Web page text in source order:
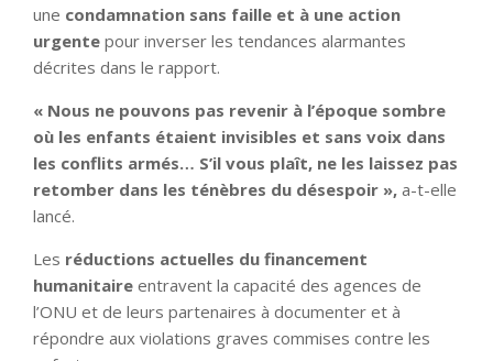
une condamnation sans faille et à une action
urgente pour inverser les tendances alarmantes
décrites dans le rapport.
« Nous ne pouvons pas revenir à l’époque sombre
où les enfants étaient invisibles et sans voix dans
les conflits armés… S’il vous plaît, ne les laissez pas
retomber dans les ténèbres du désespoir », a-t-elle
lancé.
Les réductions actuelles du financement
humanitaire entravent la capacité des agences de
l’ONU et de leurs partenaires à documenter et à
répondre aux violations graves commises contre les